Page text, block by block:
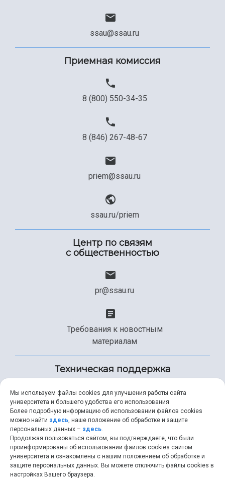
ssau@ssau.ru
Приемная комиссия
8 (800) 550-34-35
8 (846) 267-48-67
priem@ssau.ru
ssau.ru/priem
Центр по связям
с общественностью
pr@ssau.ru
Требования к новостным
материалам
Техническая поддержка
+7 (846) 267-49-99
help@ssau.ru
Мы используем файлы cookies для улучшения работы сайта
университета и большего удобства его использования.
Более подробную информацию об использовании файлов cookies
можно найти здесь, наше положение об обработке и защите
персональных данных – здесь.
Продолжая пользоваться сайтом, вы подтверждаете, что были
проинформированы об использовании файлов cookies сайтом
университета и ознакомлены с нашим положением об обработке и
защите персональных данных. Вы можете отключить файлы cookies в
настройках Вашего браузера.